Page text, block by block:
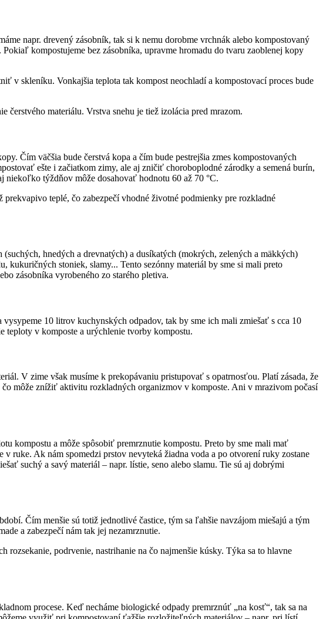
napr. drevený zásobník, tak si k nemu dorobme vrchnák alebo kompostovaný
kompostujeme bez zásobníka, upravme hromadu do tvaru zaoblenej kopy
v skleníku. Vonkajšia teplota tak kompost neochladí a kompostovací proces bude
čerstvého materiálu. Vrstva snehu je tiež izolácia pred mrazom.
Čím väčšia bude čerstvá kopa a čím bude pestrejšia zmes kompostovaných
ešte i začiatkom zimy, ale aj zničiť choroboplodné zárodky a semená burín,
niekoľko týždňov môže dosahovať hodnotu 60 až 70 °C.
teplé, čo zabezpečí vhodné životné podmienky pre rozkladné
hnedých a drevnatých) a dusíkatých (mokrých, zelených a mäkkých)
kukuričných stoniek, slamy... Tento sezónny materiál by sme si mali preto
zásobníka vyrobeného zo starého pletiva.
10 litrov kuchynských odpadov, tak by sme ich mali zmiešať s cca 10
teploty v komposte a urýchlenie tvorby kompostu.
V zime však musíme k prekopávaniu pristupovať s opatrnosťou. Platí zásada, že
môže znížiť aktivitu rozkladných organizmov v komposte. Ani v mrazivom počasí
kompostu a môže spôsobiť premrznutie kompostu. Preto by sme mali mať
ruke. Ak nám spomedzi prstov nevyteká žiadna voda a po otvorení ruky zostane
suchý a savý materiál – napr. lístie, seno alebo slamu. Tie sú aj dobrými
Čím menšie sú totiž jednotlivé častice, tým sa ľahšie navzájom miešajú a tým
a zabezpečí nám tak jej nezamrznutie.
podrvenie, nastrihanie na čo najmenšie kúsky. Týka sa to hlavne
procese. Keď necháme biologické odpady premrznúť „na kosť“, tak sa na